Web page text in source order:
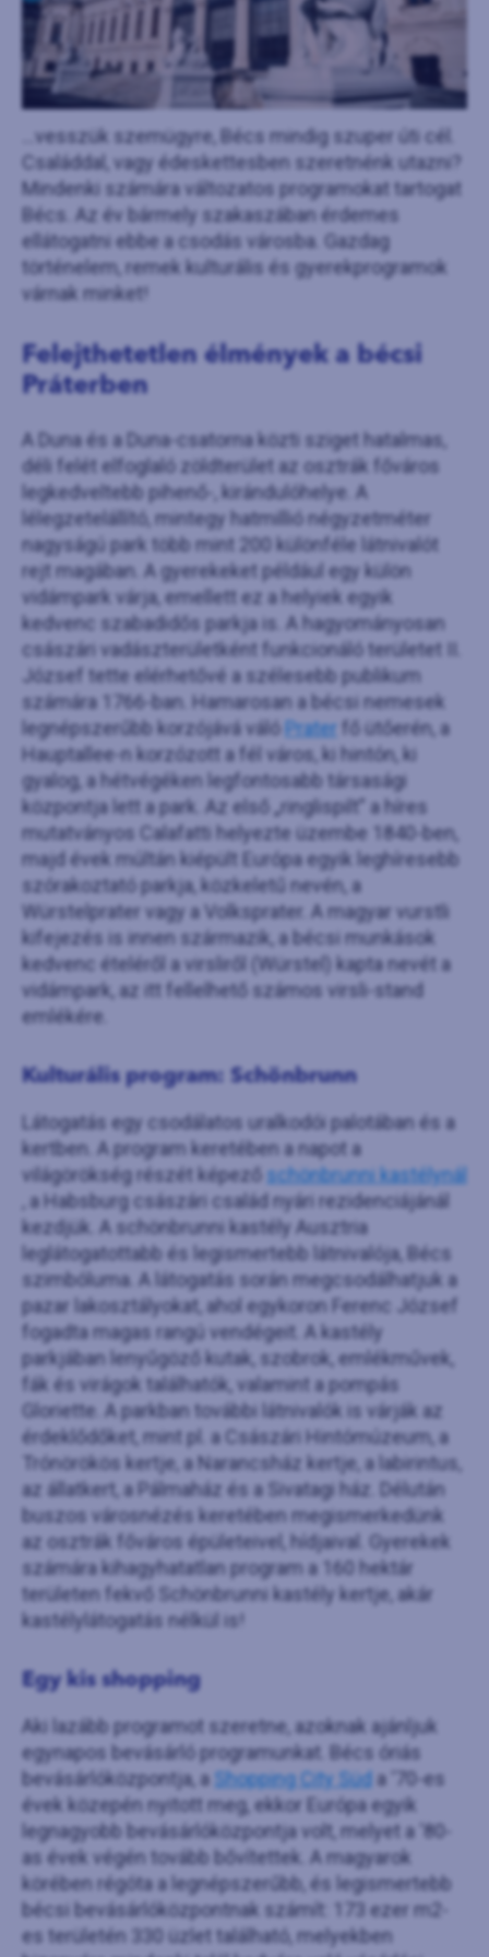
...vesszük szemügyre, Bécs mindig szuper úti cél.
Családdal, vagy édeskettesben szeretnénk utazni?
Mindenki számára változatos programokat tartogat
Bécs. Az év bármely szakaszában érdemes
ellátogatni ebbe a csodás városba. Gazdag
történelem, remek kulturális és gyerekprogramok
várnak minket!
Felejthetetlen élmények a bécsi
Práterben
A Duna és a Duna-csatorna közti sziget hatalmas,
déli felét elfoglaló zöldterület az osztrák főváros
legkedveltebb pihenő-, kirándulóhelye. A
lélegzetelállító, mintegy hatmillió négyzetméter
nagyságú park több mint 200 különféle látnivalót
rejt magában. A gyerekeket például egy külön
vidámpark várja, emellett ez a helyiek egyik
kedvenc szabadidős parkja is. A hagyományosan
császári vadászterületként funkcionáló területet II.
József tette elérhetővé a szélesebb publikum
számára 1766-ban. Hamarosan a bécsi nemesek
legnépszerűbb korzójává váló
Prater fő ütőerén, a
Hauptallee-n korzózott a fél város, ki hintón, ki
gyalog, a hétvégéken legfontosabb társasági
központja lett a park. Az első „ringlispilt” a híres
mutatványos Calafatti helyezte üzembe 1840-ben,
majd évek múltán kiépült Európa egyik leghíresebb
szórakoztató parkja, közkeletű nevén, a
Würstelprater vagy a Volksprater. A magyar vurstli
kifejezés is innen származik, a bécsi munkások
kedvenc ételéről a virsliről (Würstel) kapta nevét a
vidámpark, az itt fellelhető számos virsli-stand
emlékére.
Kulturális program: Schönbrunn
Látogatás egy csodálatos uralkodói palotában és a
kertben. A program keretében a napot a
világörökség részét képező schönbrunni kastélynál
, a Habsburg császári család nyári rezidenciájánál
kezdjük. A schönbrunni kastély Ausztria
leglátogatottabb és legismertebb látnivalója, Bécs
szimbóluma. A látogatás során megcsodálhatjuk a
pazar lakosztályokat, ahol egykoron Ferenc József
fogadta magas rangú vendégeit. A kastély
parkjában lenyűgöző kutak, szobrok, emlékművek,
fák és virágok találhatók, valamint a pompás
Gloriette. A parkban további látnivalók is várják az
érdeklődőket, mint pl. a Császári Hintómúzeum, a
Trónörökös kertje, a Narancsház kertje, a labirintus,
az állatkert, a Pálmaház és a Sivatagi ház. Délután
buszos városnézés keretében megismerkedünk
az osztrák főváros épületeivel, hídjaival. Gyerekek
számára kihagyhatatlan program a 160 hektár
területen fekvő Schönbrunni kastély kertje, akár
kastélylátogatás nélkül is!
Egy kis shopping
Aki lazább programot szeretne, azoknak ajánljuk
egynapos bevásárló programunkat. Bécs óriás
bevásárlóközpontja, a Shopping City Süd a ‘70-es
évek közepén nyitott meg, ekkor Európa egyik
legnagyobb bevásárlóközpontja volt, melyet a ‘80-
as évek végén tovább bővítettek. A magyarok
körében régóta a legnépszerűbb, és legismertebb
bécsi bevásárlóközpontnak számít: 173 ezer m2-
es területén 330 üzlet található, melyekben